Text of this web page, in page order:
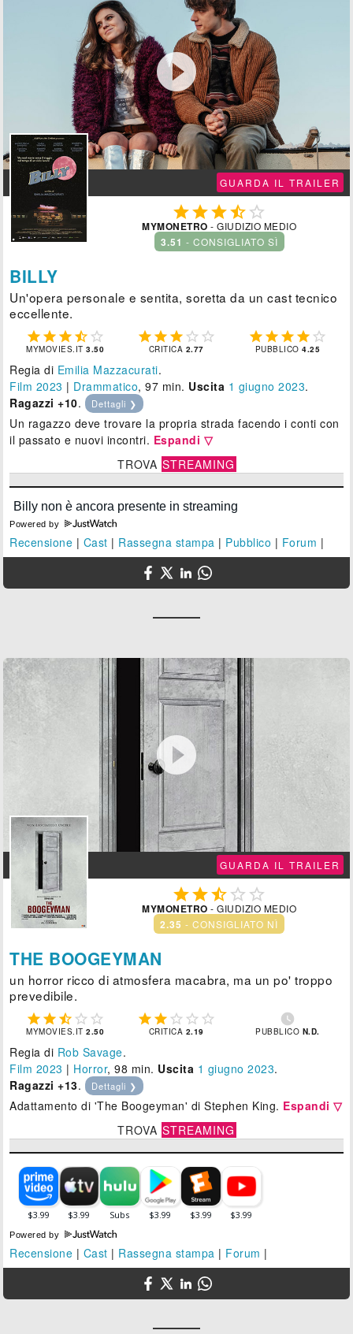

GUARDA IL TRAILER
 
MYMONETRO - GIUDIZIO MEDIO
3.51 - CONSIGLIATO SÌ
BILLY
Un'opera personale e sentita, soretta da un cast tecnico
eccellente.
    
MYMOVIES.IT3.50
    
CRITICA 2.77
    
PUBBLICO4.25
Regia di Emilia Mazzacurati.
Film 2023 | Drammatico, 97 min. Uscita 1 giugno 2023.
Ragazzi +10. Dettagli ❯
Un ragazzo deve trovare la propria strada facendo i conti con
il passato e nuovi incontri. Espandi ▽
TROVA STREAMING
Powered by
Recensione | Cast | Rassegna stampa | Pubblico | Forum |

GUARDA IL TRAILER
  
MYMONETRO - GIUDIZIO MEDIO
2.35 - CONSIGLIATO NÌ
THE BOOGEYMAN
un horror ricco di atmosfera macabra, ma un po' troppo
prevedibile.
    
MYMOVIES.IT2.50
    
CRITICA 2.19

PUBBLICO N.D.
Regia di Rob Savage.
Film 2023 | Horror, 98 min. Uscita 1 giugno 2023.
Ragazzi +13. Dettagli ❯
Adattamento di 'The Boogeyman' di Stephen King. Espandi ▽
TROVA STREAMING
Powered by
Recensione | Cast | Rassegna stampa | Forum |